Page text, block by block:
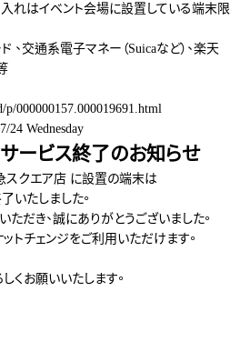
ベント会場に設置している端末限
、交通系電子マネー（Suicaなど）、楽天
000000157.000019691.html
24 Wednesday
ービス終了のお知らせ
スクエア店 に設置の端末は
いたしました。
だき、誠にありがとうございました。
トチェンジをご利用いただけます。
くお願いいたします。